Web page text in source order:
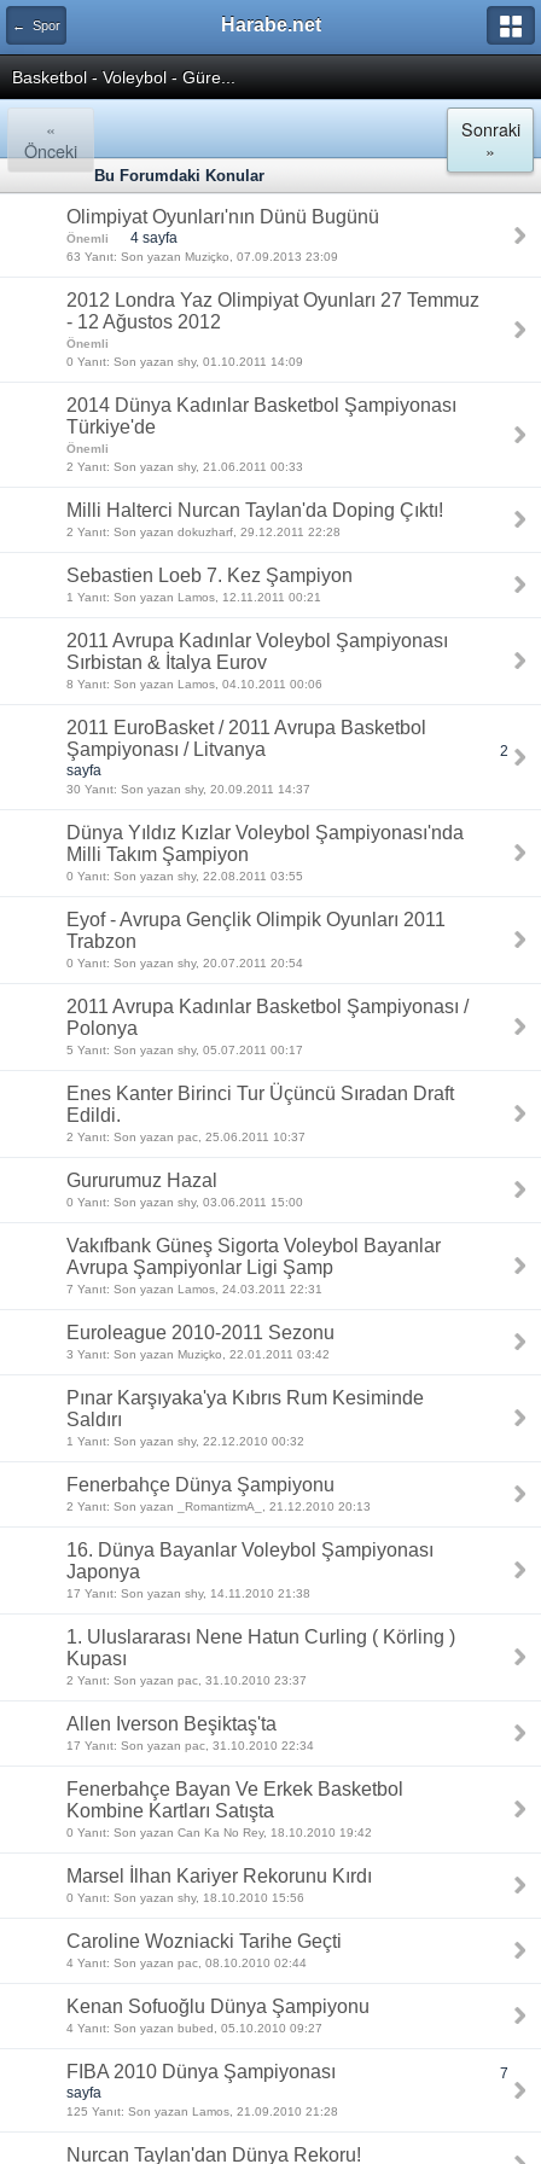
← Spor Harabe.net
Basketbol - Voleybol - Güre...
«
Önceki
Sonraki
»
Bu Forumdaki Konular
Olimpiyat Oyunları'nın Dünü Bugünü
Önemli 4 sayfa
63 Yanıt: Son yazan Muziçko, 07.09.2013 23:09
2012 Londra Yaz Olimpiyat Oyunları 27 Temmuz
- 12 Ağustos 2012
Önemli
0 Yanıt: Son yazan shy, 01.10.2011 14:09
2014 Dünya Kadınlar Basketbol Şampiyonası
Türkiye'de
Önemli
2 Yanıt: Son yazan shy, 21.06.2011 00:33
Milli Halterci Nurcan Taylan'da Doping Çıktı!
2 Yanıt: Son yazan dokuzharf, 29.12.2011 22:28
Sebastien Loeb 7. Kez Şampiyon
1 Yanıt: Son yazan Lamos, 12.11.2011 00:21
2011 Avrupa Kadınlar Voleybol Şampiyonası
Sırbistan & İtalya Eurov
8 Yanıt: Son yazan Lamos, 04.10.2011 00:06
2011 EuroBasket / 2011 Avrupa Basketbol
Şampiyonası / Litvanya
2
sayfa
30 Yanıt: Son yazan shy, 20.09.2011 14:37
Dünya Yıldız Kızlar Voleybol Şampiyonası'nda
Milli Takım Şampiyon
0 Yanıt: Son yazan shy, 22.08.2011 03:55
Eyof - Avrupa Gençlik Olimpik Oyunları 2011
Trabzon
0 Yanıt: Son yazan shy, 20.07.2011 20:54
2011 Avrupa Kadınlar Basketbol Şampiyonası /
Polonya
5 Yanıt: Son yazan shy, 05.07.2011 00:17
Enes Kanter Birinci Tur Üçüncü Sıradan Draft
Edildi.
2 Yanıt: Son yazan pac, 25.06.2011 10:37
Gururumuz Hazal
0 Yanıt: Son yazan shy, 03.06.2011 15:00
Vakıfbank Güneş Sigorta Voleybol Bayanlar
Avrupa Şampiyonlar Ligi Şamp
7 Yanıt: Son yazan Lamos, 24.03.2011 22:31
Euroleague 2010-2011 Sezonu
3 Yanıt: Son yazan Muziçko, 22.01.2011 03:42
Pınar Karşıyaka'ya Kıbrıs Rum Kesiminde
Saldırı
1 Yanıt: Son yazan shy, 22.12.2010 00:32
Fenerbahçe Dünya Şampiyonu
2 Yanıt: Son yazan _RomantizmA_, 21.12.2010 20:13
16. Dünya Bayanlar Voleybol Şampiyonası
Japonya
17 Yanıt: Son yazan shy, 14.11.2010 21:38
1. Uluslararası Nene Hatun Curling ( Körling )
Kupası
2 Yanıt: Son yazan pac, 31.10.2010 23:37
Allen Iverson Beşiktaş'ta
17 Yanıt: Son yazan pac, 31.10.2010 22:34
Fenerbahçe Bayan Ve Erkek Basketbol
Kombine Kartları Satışta
0 Yanıt: Son yazan Can Ka No Rey, 18.10.2010 19:42
Marsel İlhan Kariyer Rekorunu Kırdı
0 Yanıt: Son yazan shy, 18.10.2010 15:56
Caroline Wozniacki Tarihe Geçti
4 Yanıt: Son yazan pac, 08.10.2010 02:44
Kenan Sofuoğlu Dünya Şampiyonu
4 Yanıt: Son yazan bubed, 05.10.2010 09:27
FIBA 2010 Dünya Şampiyonası
7
sayfa
125 Yanıt: Son yazan Lamos, 21.09.2010 21:28
Nurcan Taylan'dan Dünya Rekoru!